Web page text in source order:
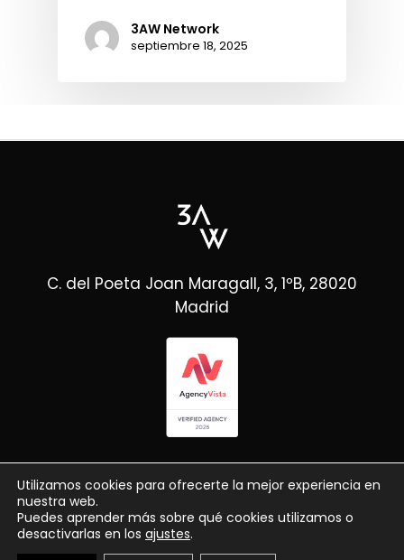
3AW Network
septiembre 18, 2025
C. del Poeta Joan Maragall, 3, 1ºB, 28020
Madrid
Utilizamos cookies para ofrecerte la mejor experiencia en
nuestra web.
Puedes aprender más sobre qué cookies utilizamos o
desactivarlas en los ajustes.